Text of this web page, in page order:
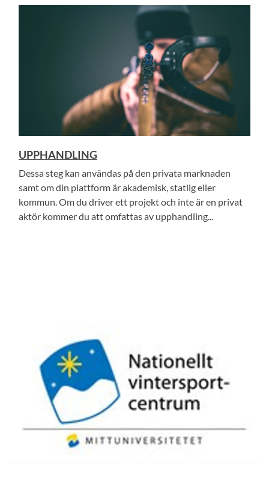
UPPHANDLING
Dessa steg kan användas på den privata marknaden
samt om din plattform är akademisk, statlig eller
kommun. Om du driver ett projekt och inte är en privat
aktör kommer du att omfattas av upphandling...